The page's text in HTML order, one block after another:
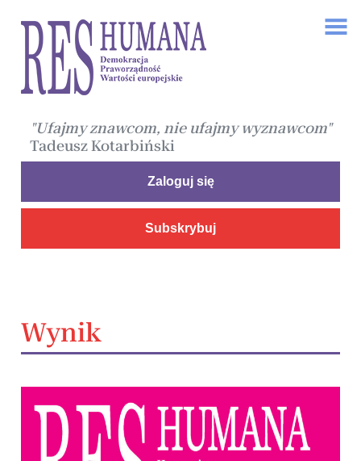
"Ufajmy znawcom, nie ufajmy wyznawcom"
Tadeusz Kotarbiński
Zaloguj się
Subskrybuj
Wynik